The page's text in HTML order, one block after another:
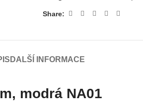
Share:
DALŠÍ INFORMACE
modrá NA01